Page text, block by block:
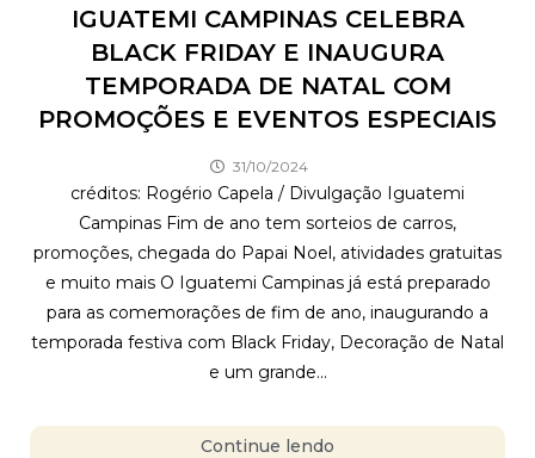
IGUATEMI CAMPINAS CELEBRA
BLACK FRIDAY E INAUGURA
TEMPORADA DE NATAL COM
PROMOÇÕES E EVENTOS ESPECIAIS
31/10/2024
créditos: Rogério Capela / Divulgação Iguatemi
Campinas Fim de ano tem sorteios de carros,
promoções, chegada do Papai Noel, atividades gratuitas
e muito mais O Iguatemi Campinas já está preparado
para as comemorações de fim de ano, inaugurando a
temporada festiva com Black Friday, Decoração de Natal
e um grande...
Continue lendo